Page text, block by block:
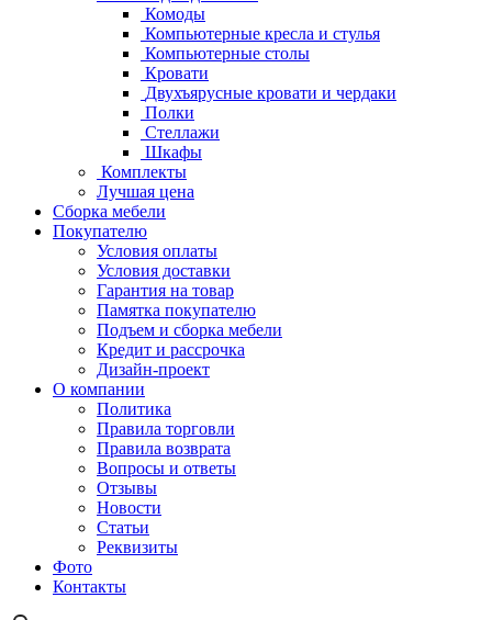
Комоды
Компьютерные кресла и стулья
Компьютерные столы
Кровати
Двухъярусные кровати и чердаки
Полки
Стеллажи
Шкафы
Комплекты
Лучшая цена
Сборка мебели
Покупателю
Условия оплаты
Условия доставки
Гарантия на товар
Памятка покупателю
Подъем и сборка мебели
Кредит и рассрочка
Дизайн-проект
О компании
Политика
Правила торговли
Правила возврата
Вопросы и ответы
Отзывы
Новости
Статьи
Реквизиты
Фото
Контакты